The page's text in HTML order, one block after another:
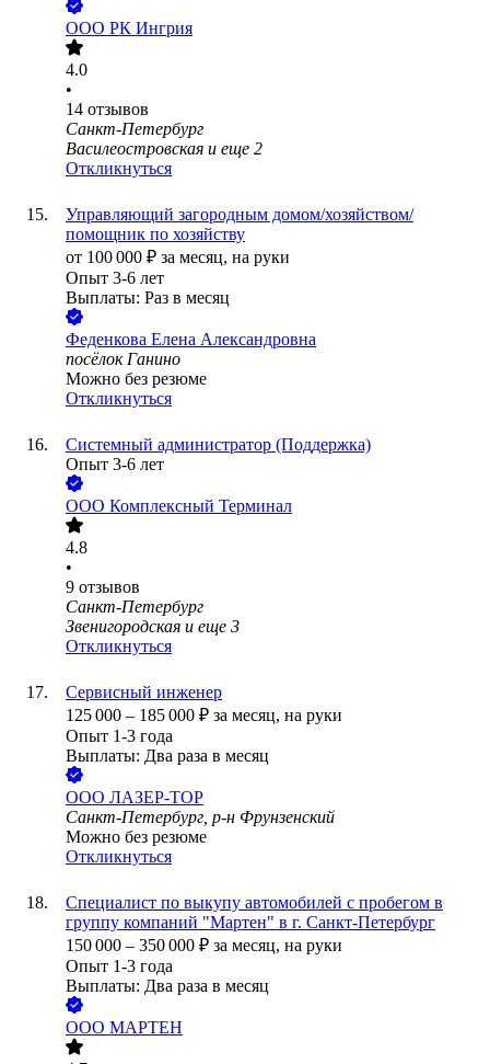
ООО РК Ингрия
4.0
•
14 отзывов
Санкт-Петербург
Василеостровская и еще 2
Откликнуться
Управляющий загородным домом/хозяйством/
помощник по хозяйству
от 100 000 ₽ за месяц, на руки
Опыт 3-6 лет
Выплаты: Раз в месяц
Феденкова Елена Александровна
посёлок Ганино
Можно без резюме
Откликнуться
Системный администратор (Поддержка)
Опыт 3-6 лет
ООО Комплексный Терминал
4.8
•
9 отзывов
Санкт-Петербург
Звенигородская и еще 3
Откликнуться
Сервисный инженер
125 000 – 185 000 ₽ за месяц, на руки
Опыт 1-3 года
Выплаты: Два раза в месяц
ООО ЛАЗЕР-ТОР
Санкт-Петербург, р-н Фрунзенский
Можно без резюме
Откликнуться
Специалист по выкупу автомобилей с пробегом в
группу компаний "Мартен" в г. Санкт-Петербург
150 000 – 350 000 ₽ за месяц, на руки
Опыт 1-3 года
Выплаты: Два раза в месяц
ООО МАРТЕН